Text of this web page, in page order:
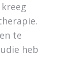
te
heb